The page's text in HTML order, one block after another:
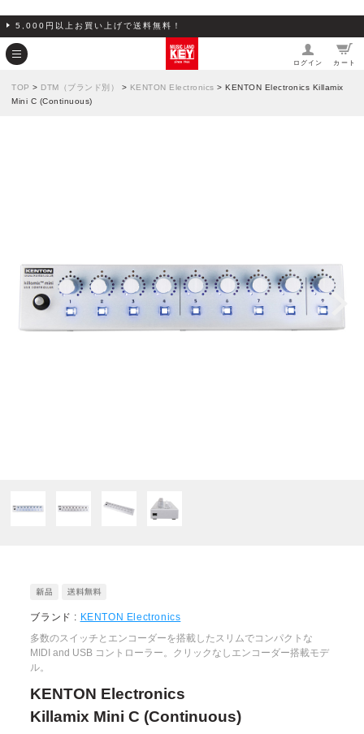
5,000円以上お買い上げで送料無料！
ログイン カート
TOP > DTM（ブランド別） > KENTON Electronics > KENTON Electronics Killamix
Mini C (Continuous)
ブランド : KENTON Electronics
多数のスイッチとエンコーダーを搭載したスリムでコンパクトな
MIDI and USB コントローラー。クリックなしエンコーダー搭載モデ
ル。
KENTON Electronics
Killamix Mini C (Continuous)